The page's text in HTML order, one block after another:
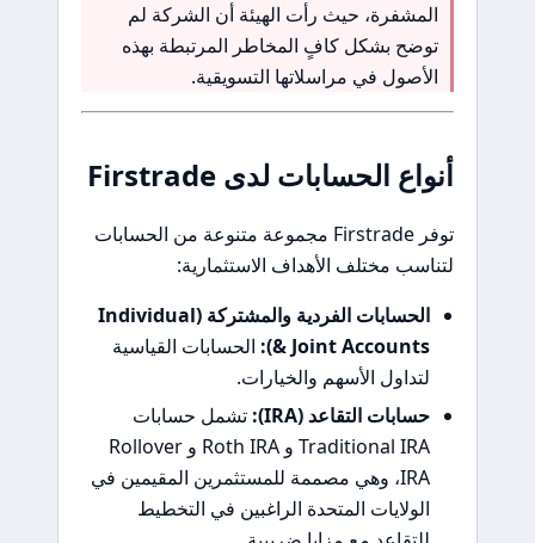
المشفرة، حيث رأت الهيئة أن الشركة لم
توضح بشكل كافٍ المخاطر المرتبطة بهذه
الأصول في مراسلاتها التسويقية.
أنواع الحسابات لدى Firstrade
توفر Firstrade مجموعة متنوعة من الحسابات
لتناسب مختلف الأهداف الاستثمارية:
الحسابات الفردية والمشتركة (Individual
& Joint Accounts):
الحسابات القياسية
لتداول الأسهم والخيارات.
حسابات التقاعد (IRA):
تشمل حسابات
Traditional IRA و Roth IRA و Rollover
IRA، وهي مصممة للمستثمرين المقيمين في
الولايات المتحدة الراغبين في التخطيط